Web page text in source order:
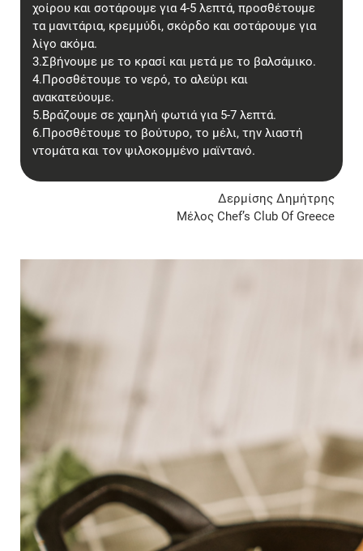
χοίρου και σοτάρουμε για 4-5 λεπτά, προσθέτουμε
τα μανιτάρια, κρεμμύδι, σκόρδο και σοτάρουμε για
λίγο ακόμα.
3.Σβήνουμε με το κρασί και μετά με το βαλσάμικο.
4.Προσθέτουμε το νερό, το αλεύρι και
ανακατεύουμε.
5.Βράζουμε σε χαμηλή φωτιά για 5-7 λεπτά.
6.Προσθέτουμε το βούτυρο, το μέλι, την λιαστή
ντομάτα και τον ψιλοκομμένο μαϊντανό.
Δερμίσης Δημήτρης
Μέλος Chef’s Club Of Greece